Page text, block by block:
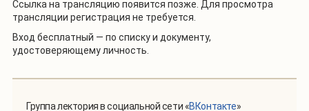
Ссылка на трансляцию появится позже. Для просмотра
трансляции регистрация не требуется.
Вход бесплатный — по списку и документу,
удостоверяющему личность.
Группа лектория в социальной сети «ВКонтакте»